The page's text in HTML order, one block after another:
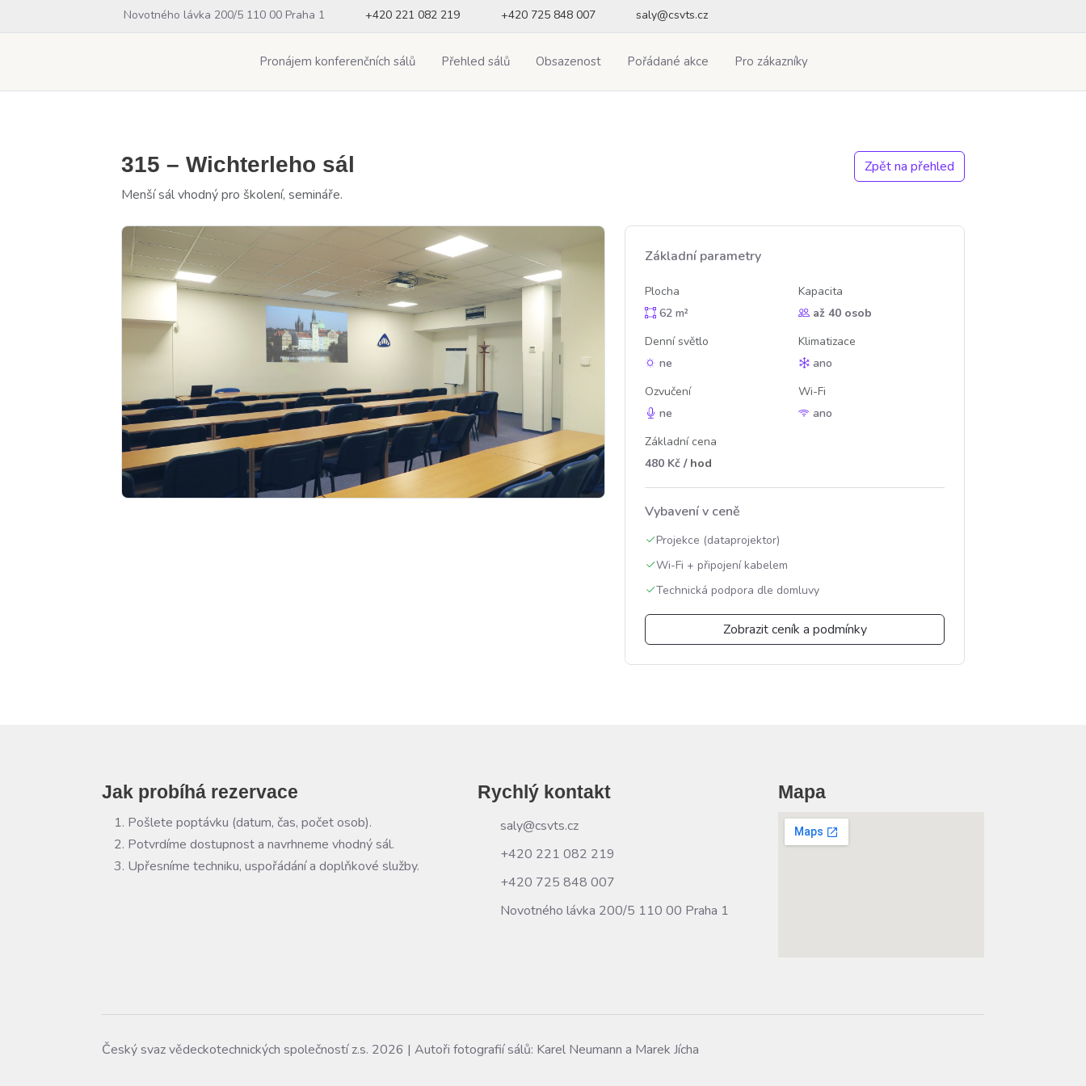
Novotného lávka 200/5 110 00 Praha 1 +420 221 082 219 +420 725 848 007 saly@csvts.cz
Pronájem konferenčních sálů Přehled sálů Obsazenost Pořádané akce Pro zákazníky
315 – Wichterleho sál
Menší sál vhodný pro školení, semináře.
Zpět na přehled
Základní parametry
Plocha
62 m²
Kapacita
až 40 osob
Denní světlo
ne
Klimatizace
ano
Ozvučení
ne
Wi-Fi
ano
Základní cena
480 Kč / hod
Vybavení v ceně
Projekce (dataprojektor)
Wi-Fi + připojení kabelem
Technická podpora dle domluvy
Zobrazit ceník a podmínky
Jak probíhá rezervace
Pošlete poptávku (datum, čas, počet osob).
Potvrdíme dostupnost a navrhneme vhodný sál.
Upřesníme techniku, uspořádání a doplňkové služby.
Rychlý kontakt
saly@csvts.cz
+420 221 082 219
+420 725 848 007
Novotného lávka 200/5 110 00 Praha 1
Mapa
Český svaz vědeckotechnických společností z.s. 2026 | Autoři fotografií sálů: Karel Neumann a Marek Jícha